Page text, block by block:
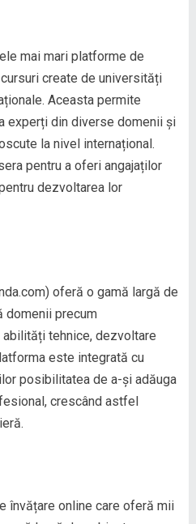
mai mari platforme de
create de universități
Aceasta permite
experți din diverse domenii și
la nivel internațional.
pentru a oferi angajaților
dezvoltarea lor
oferă o gamă largă de
domenii precum
tehnice, dezvoltare
este integrată cu
posibilitatea de a-și adăuga
crescând astfel
învățare online care oferă mii